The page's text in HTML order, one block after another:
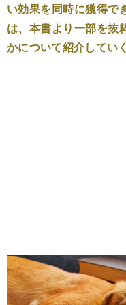
い効果を同時に獲得で
は、本書より一部を抜
かについて紹介してい